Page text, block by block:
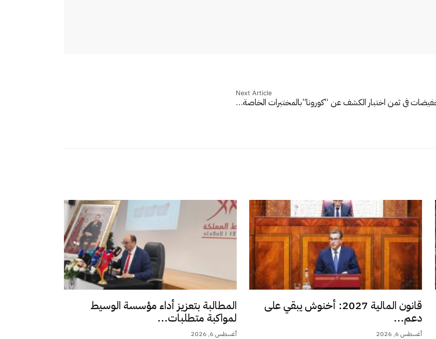
Next Article
في ثمن اختبار الكشف عن “كورونا”بالمختبرات الخاصة…
قانون المالية 2027: أخنوش يبقي على
دعم...
أغسطس 6, 2026
المطالبة بتعزيز أداء مؤسسة الوسيط
لمواكبة متطلبات...
أغسطس 6, 2026